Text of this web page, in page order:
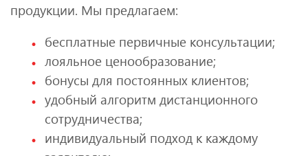
продукции. Мы предлагаем:
бесплатные первичные консультации;
лояльное ценообразование;
бонусы для постоянных клиентов;
удобный алгоритм дистанционного
сотрудничества;
индивидуальный подход к каждому